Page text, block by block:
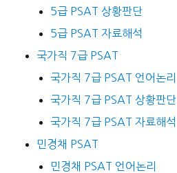
5급 PSAT 상황판단
5급 PSAT 자료해석
국가직 7급 PSAT
국가직 7급 PSAT 언어논리
국가직 7급 PSAT 상황판단
국가직 7급 PSAT 자료해석
민경채 PSAT
민경채 PSAT 언어논리